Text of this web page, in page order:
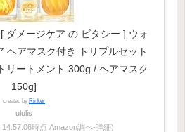
ダメージケア の ビタシー ] ウォ
ヘアマスク付き トリプルセット
リートメント 300g / ヘアマスク
150g]
created by Rinker
ululis
14:57:06時点 Amazon調べ-詳細)